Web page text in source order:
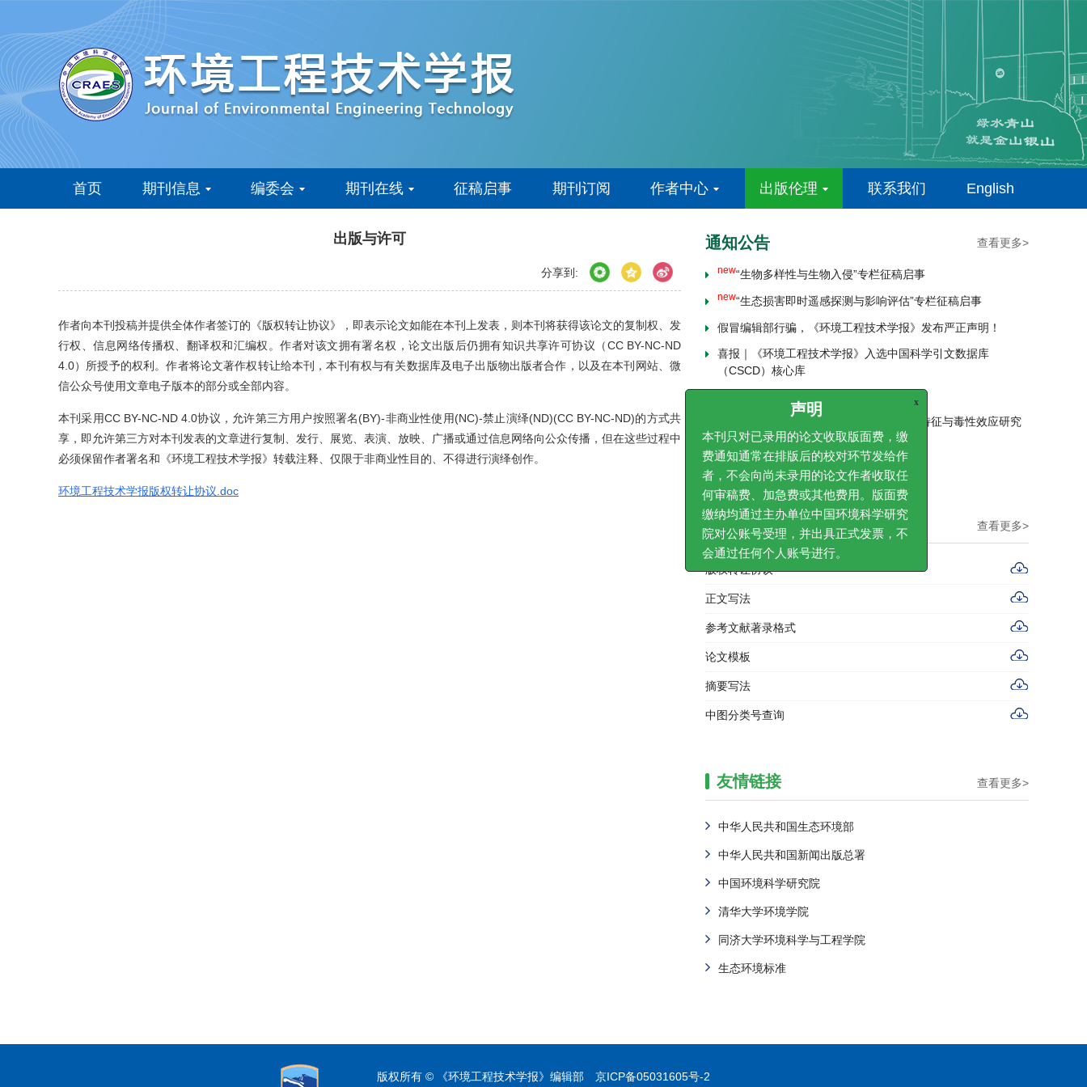
首页 期刊信息 编委会 期刊在线 征稿启事 期刊订阅 作者中心 出版伦理 联系我们 English
出版与许可
分享到:
作者向本刊投稿并提供全体作者签订的《版权转让协议》，即表示论文如能在本刊上发表，则本刊将获得该论文的复制权、发
行权、信息网络传播权、翻译权和汇编权。作者对该文拥有署名权，论文出版后仍拥有知识共享许可协议（CC BY-NC-ND
4.0）所授予的权利。作者将论文著作权转让给本刊，本刊有权与有关数据库及电子出版物出版者合作，以及在本刊网站、微
信公众号使用文章电子版本的部分或全部内容。
本刊采用CC BY-NC-ND 4.0协议，允许第三方用户按照署名(BY)-非商业性使用(NC)-禁止演绎(ND)(CC BY-NC-ND)的方式共
享，即允许第三方对本刊发表的文章进行复制、发行、展览、表演、放映、广播或通过信息网络向公众传播，但在这些过程中
必须保留作者署名和《环境工程技术学报》转载注释、仅限于非商业性目的、不得进行演绎创作。
环境工程技术学报版权转让协议.doc
通知公告 查看更多>
new“陆海统筹综合治理专栏”征稿启事
new“生物多样性与生物入侵”专栏征稿启事
new“生态损害即时遥感探测与影响评估”专栏征稿启事
假冒编辑部行骗，《环境工程技术学报》发布严正声明！
喜报｜《环境工程技术学报》入选中国科学引文数据库
（CSCD）核心库
严正声明-谨防以收取版面费为名的诈骗
专栏征稿 | 大气微纳塑料检测方法、赋存特征与毒性效应研究
“土壤健康与土壤碳汇研究专刊”征稿
“微纳米气泡研究与应用”专栏征稿
下载中心 查看更多>
版权转让协议
正文写法
参考文献著录格式
论文模板
摘要写法
中图分类号查询
友情链接 查看更多>
中华人民共和国生态环境部
中华人民共和国新闻出版总署
中国环境科学研究院
清华大学环境学院
同济大学环境科学与工程学院
生态环境标准
版权所有 © 《环境工程技术学报》编辑部 京ICP备05031605号-2
声明
本刊只对已录用的论文收取版面费，缴
费通知通常在排版后的校对环节发给作
者，不会向尚未录用的论文作者收取任
何审稿费、加急费或其他费用。版面费
缴纳均通过主办单位中国环境科学研究
院对公账号受理，并出具正式发票，不
会通过任何个人账号进行。